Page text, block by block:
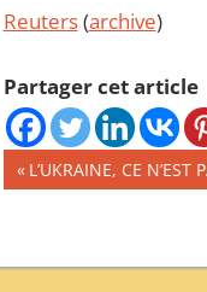
Reuters(archive)
Partager cet article
Navigation
l’article
Publication
précédente :
L’UKRAINE, CE N’EST